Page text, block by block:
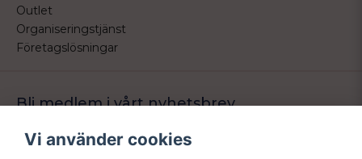
Outlet
Organiseringstjänst
Företagslösningar
Bli medlem i vårt nyhetsbrev
erbjudande.
Vi använder cookies